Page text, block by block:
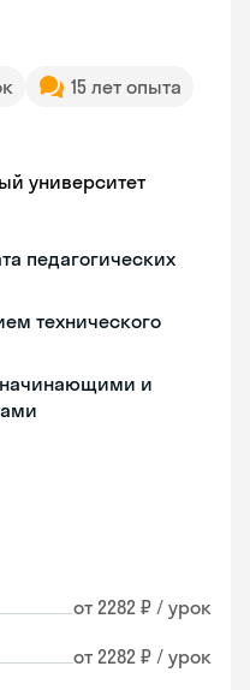
15 лет опыта
университет
педагогических
технического
и
от 2282 ₽ / урок
от 2282 ₽ / урок